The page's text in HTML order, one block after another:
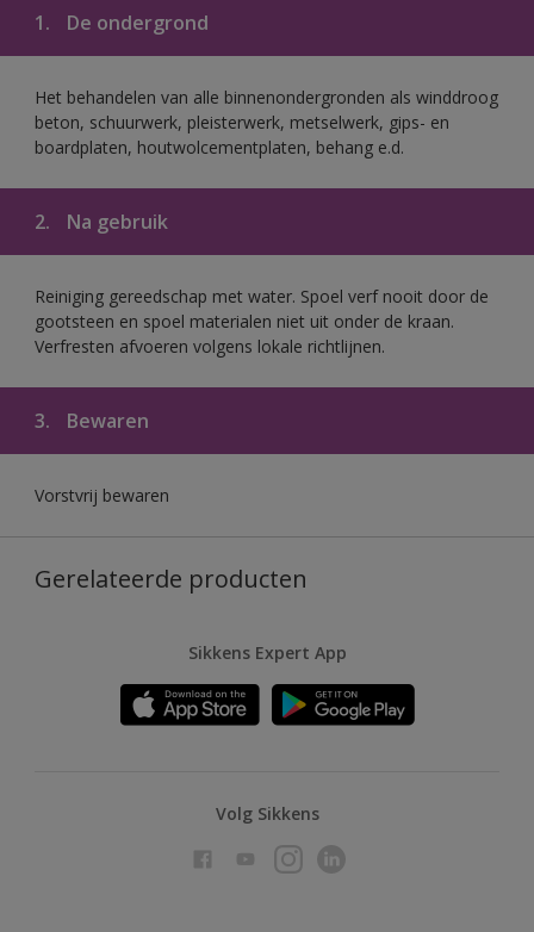
1. De ondergrond
Het behandelen van alle binnenondergronden als winddroog
beton, schuurwerk, pleisterwerk, metselwerk, gips- en
boardplaten, houtwolcementplaten, behang e.d.
2. Na gebruik
Reiniging gereedschap met water. Spoel verf nooit door de
gootsteen en spoel materialen niet uit onder de kraan.
Verfresten afvoeren volgens lokale richtlijnen.
3. Bewaren
Vorstvrij bewaren
Gerelateerde producten
Sikkens Expert App
Volg Sikkens